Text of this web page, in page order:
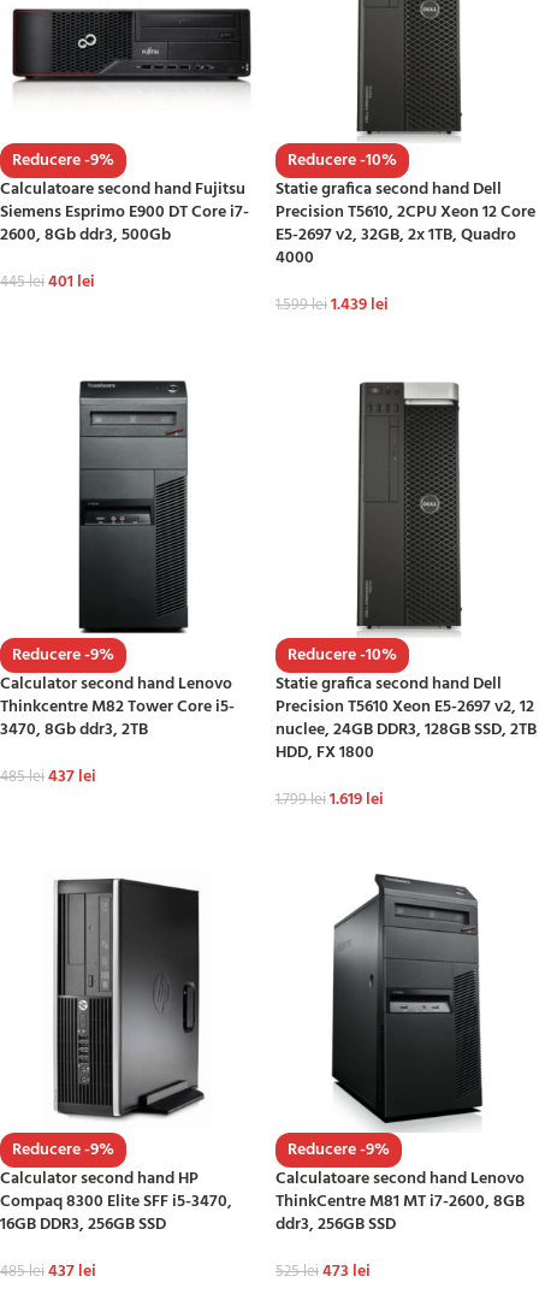
Reducere -9%
Calculatoare second hand Fujitsu
Siemens Esprimo E900 DT Core i7-
2600, 8Gb ddr3, 500Gb
445lei401 lei
Reducere -10%
Statie grafica second hand Dell
Precision T5610, 2CPU Xeon 12 Core
E5-2697 v2, 32GB, 2x 1TB, Quadro
4000
1.599lei1.439lei
Reducere -9%
Calculator second hand Lenovo
Thinkcentre M82 Tower Core i5-
3470, 8Gb ddr3, 2TB
485lei437lei
Reducere -10%
Statie grafica second hand Dell
Precision T5610 Xeon E5-2697 v2, 12
nuclee, 24GB DDR3, 128GB SSD, 2TB
HDD, FX 1800
1.799lei1.619lei
Reducere -9%
Calculator second hand HP
Compaq 8300 Elite SFF i5-3470,
16GB DDR3, 256GB SSD
485lei437lei
Reducere -9%
Calculatoare second hand Lenovo
ThinkCentre M81 MT i7-2600, 8GB
ddr3, 256GB SSD
525lei473 lei